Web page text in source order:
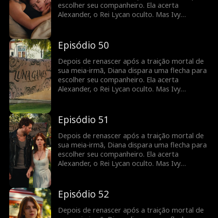
escolher seu companheiro. Ela acerta
Alexander, o Rei Lycan oculto. Mas Ivy
reescrever o próprio destino antes que seja
tarde demais.
Episódio 50
Depois de renascer após a traição mortal de
sua meia-irmã, Diana dispara uma flecha para
escolher seu companheiro. Ela acerta
Alexander, o Rei Lycan oculto. Mas Ivy
reescrever o próprio destino antes que seja
tarde demais.
Episódio 51
Depois de renascer após a traição mortal de
sua meia-irmã, Diana dispara uma flecha para
escolher seu companheiro. Ela acerta
Alexander, o Rei Lycan oculto. Mas Ivy
reescrever o próprio destino antes que seja
tarde demais.
Episódio 52
Depois de renascer após a traição mortal de